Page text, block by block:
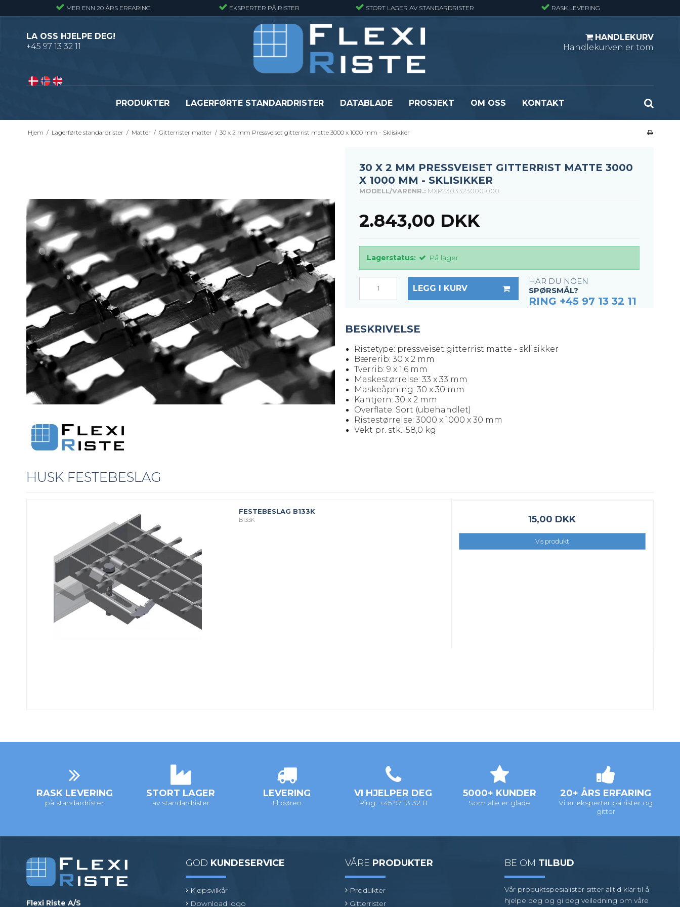
MER ENN 20 ÅRS ERFARING EKSPERTER PÅ RISTER STORT LAGER AV STANDARDRISTER RASK LEVERING
LA OSS HJELPE DEG!
+45 97 13 32 11
HANDLEKURV
Handlekurven er tom
PRODUKTER
Pressveiset gitterrister – Alminnelig
Gitterrister trinn – S235JR
Gitterrister matter
GRP gitterrister - Standard
Se alle
Festebeslag - Standardrister
Fastgørelse - Trinn
Beslag - Fibergitter
Festebeslag - Opptrekksrister
Se alle
Flexi Level
Justerbare ben
BROXOCLIP
LAGERFØRTE STANDARDRISTER DATABLADE PROSJEKT OM OSS KONTAKT
Hjem / Lagerførte standardrister / Matter / Gitterrister matter / 30 x 2 mm Pressveiset gitterrist matte 3000 x 1000 mm - Sklisikker
30 X 2 MM PRESSVEISET GITTERRIST MATTE 3000
X 1000 MM - SKLISIKKER
MODELL/VARENR.: MXP23033230001000
2.843,00 DKK
Lagerstatus: På lager
LEGG I KURV
HAR DU NOEN
SPØRSMÅL?
RING +45 97 13 32 11
BESKRIVELSE
Ristetype: pressveiset gitterrist matte - sklisikker
Bærerib: 30 x 2 mm
Tverrib: 9 x 1,6 mm
Maskestørrelse: 33 x 33 mm
Maskeåpning: 30 x 30 mm
Kantjern: 30 x 2 mm
Overflate: Sort (ubehandlet)
Ristestørrelse: 3000 x 1000 x 30 mm
Vekt pr. stk.: 58,0 kg
HUSK FESTEBESLAG
FESTEBESLAG B133K
B133K 15,00 DKK
Vis produkt
RASK LEVERING
på standardrister
STORT LAGER
av standardrister
LEVERING
til døren
VI HJELPER DEG
Ring: +45 97 13 32 11
5000+ KUNDER
Som alle er glade
20+ ÅRS ERFARING
Vi er eksperter på rister og
gitter
Flexi Riste A/S
GOD KUNDESERVICE
Kjøpsvilkår
Download logo
VÅRE PRODUKTER
Produkter
Gitterrister
BE OM TILBUD
Vår produktspesialister sitter alltid klar til å
hjelpe deg og gi deg veiledning om våre